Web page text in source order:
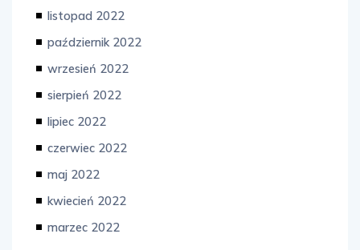
listopad 2022
październik 2022
wrzesień 2022
sierpień 2022
lipiec 2022
czerwiec 2022
maj 2022
kwiecień 2022
marzec 2022